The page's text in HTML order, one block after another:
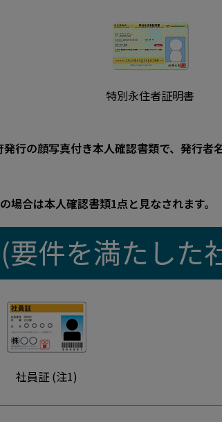
特別永住者証明書
行の顔写真付き本人確認書類で、発行
合は本人確認書類1点と見なされます。
要件を満たした
社員証 (注1)